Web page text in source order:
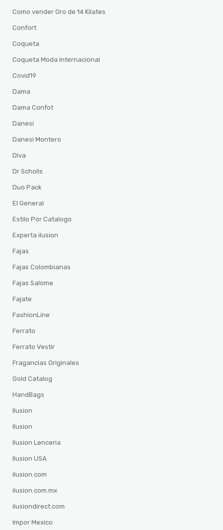
Como vender Oro de 14 Kilates
Confort
Coqueta
Coqueta Moda Internacional
Covid19
Dama
Dama Confot
Danesi
Danesi Montero
Diva
Dr Scholls
Duo Pack
El General
Estilo Por Catalogo
Experta ilusion
Fajas
Fajas Colombianas
Fajas Salome
Fajate
FashionLine
Ferrato
Ferrato Vestir
Fragancias Originales
Gold Catalog
HandBags
Ilusion
Ilusion
Ilusion Lenceria
Ilusion USA
ilusion.com
ilusion.com.mx
ilusiondirect.com
Impor Mexico